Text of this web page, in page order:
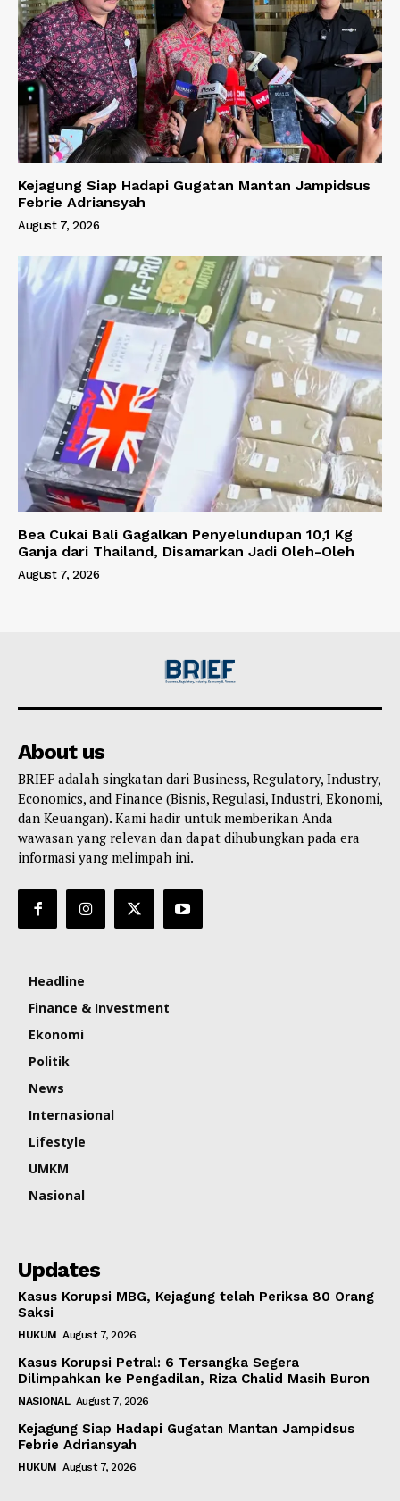
Kejagung Siap Hadapi Gugatan Mantan Jampidsus
Febrie Adriansyah
August 7, 2026
Bea Cukai Bali Gagalkan Penyelundupan 10,1 Kg
Ganja dari Thailand, Disamarkan Jadi Oleh-Oleh
August 7, 2026
About us
BRIEF adalah singkatan dari Business, Regulatory, Industry,
Economics, and Finance (Bisnis, Regulasi, Industri, Ekonomi,
dan Keuangan). Kami hadir untuk memberikan Anda
wawasan yang relevan dan dapat dihubungkan pada era
informasi yang melimpah ini.
Headline
Finance & Investment
Ekonomi
Politik
News
Internasional
Lifestyle
UMKM
Nasional
Updates
Kasus Korupsi MBG, Kejagung telah Periksa 80 Orang
Saksi
HUKUM August 7, 2026
Kasus Korupsi Petral: 6 Tersangka Segera
Dilimpahkan ke Pengadilan, Riza Chalid Masih Buron
NASIONAL August 7, 2026
Kejagung Siap Hadapi Gugatan Mantan Jampidsus
Febrie Adriansyah
HUKUM August 7, 2026